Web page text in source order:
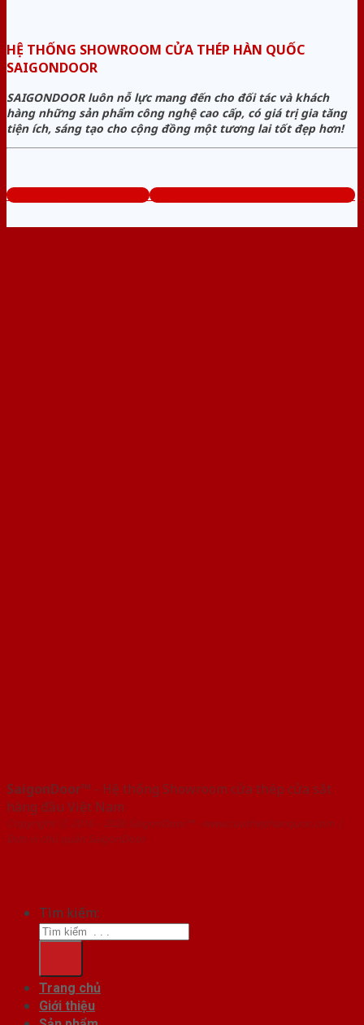
HỆ THỐNG SHOWROOM CỬA THÉP HÀN QUỐC
SAIGONDOOR
SAIGONDOOR luôn nỗ lực mang đến cho đối tác và khách
hàng những sản phẩm công nghệ cao cấp, có giá trị gia tăng
tiện ích, sáng tạo cho cộng đồng một tương lai tốt đẹp hơn!
www.muabancuathep.com Tổng đài tư vấn miễn phí: 0824.400.400
SaigonDoor™ - Hệ thống Showroom cửa thép cửa sắt
hàng đầu Việt Nam
Copyright ⓒ 2016 – 2026 SaigonDoor™ - www.cuathephanquoc.com |
Đơn vị chủ quản SaigonDoor
Tìm kiếm:
Trang chủ
Giới thiệu